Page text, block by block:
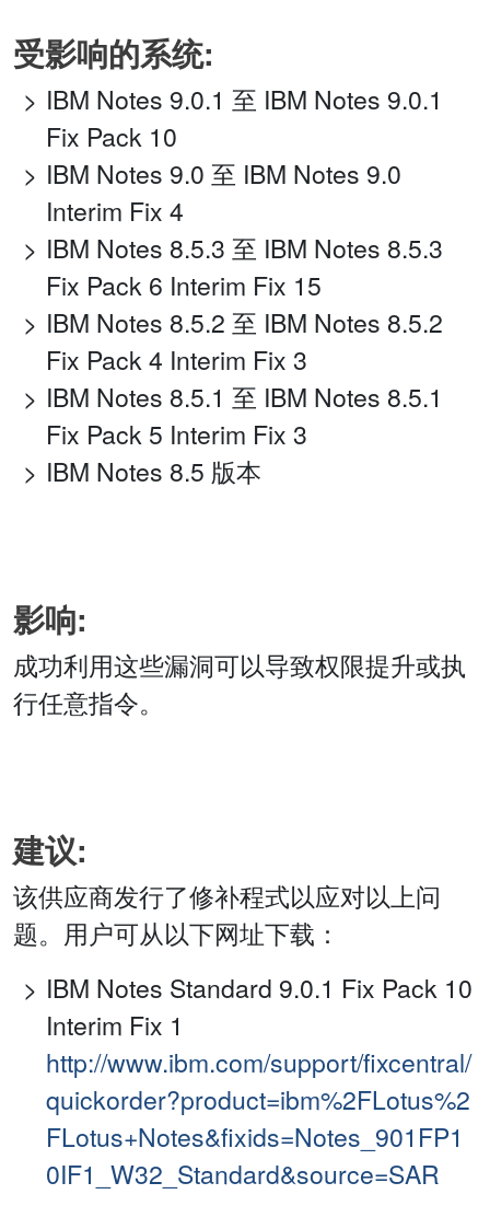
受影响的系统:
IBM Notes 9.0.1 至 IBM Notes 9.0.1
Fix Pack 10
IBM Notes 9.0 至 IBM Notes 9.0
Interim Fix 4
IBM Notes 8.5.3 至 IBM Notes 8.5.3
Fix Pack 6 Interim Fix 15
IBM Notes 8.5.2 至 IBM Notes 8.5.2
Fix Pack 4 Interim Fix 3
IBM Notes 8.5.1 至 IBM Notes 8.5.1
Fix Pack 5 Interim Fix 3
IBM Notes 8.5 版本
影响:
成功利用这些漏洞可以导致权限提升或执
行任意指令。
建议:
该供应商发行了修补程式以应对以上问
题。用户可从以下网址下载：
IBM Notes Standard 9.0.1 Fix Pack 10
Interim Fix 1
http://www.ibm.com/support/fixcentral/
quickorder?product=ibm%2FLotus%2
FLotus+Notes&fixids=Notes_901FP1
0IF1_W32_Standard&source=SAR